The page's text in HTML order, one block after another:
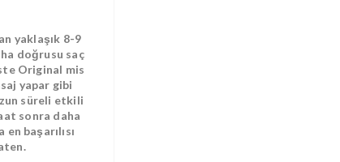
yaklaşık 8-9
doğrusu saç
Original mis
yapar gibi
süreli etkili
sonra daha
başarılısı